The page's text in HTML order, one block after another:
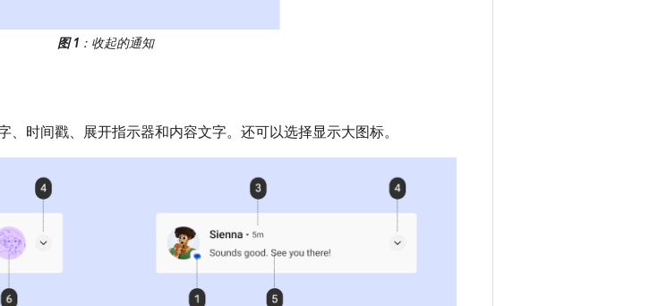
图 1：收起的通知
时间戳、展开指示器和内容文字。还可以选择显示大图标。